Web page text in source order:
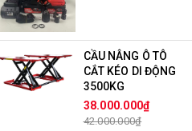
CẦU NÂNG Ô TÔ
CẮT KÉO DI ĐỘNG
3500KG
38.000.000₫
42.000.000₫